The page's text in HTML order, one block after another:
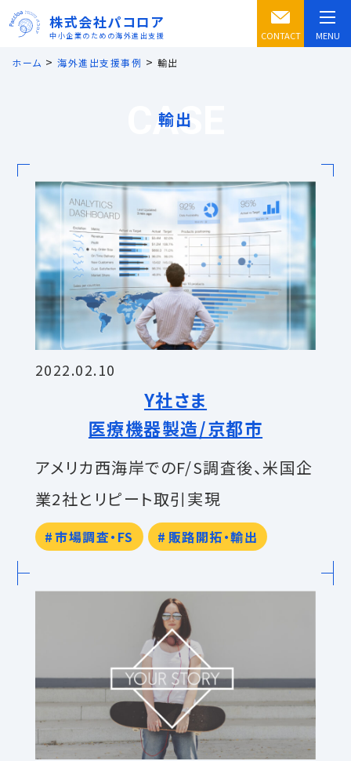
株式会社パコロア
中小企業のための海外進出支援 MENU
CONTACT
ホーム >海外進出支援事例 > 輸出
輸出
CASE
2022.02.10
Y社さま
医療機器製造/京都市
アメリカ西海岸でのF/S調査後、米国企
業2社とリピート取引実現
市場調査・FS 販路開拓・輸出